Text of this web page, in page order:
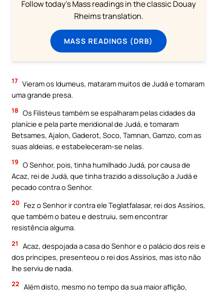
Follow today's Mass readings in the classic Douay
Rheims translation.
MASS READINGS (DRB)
17 Vieram os Idumeus, mataram muitos de Judá e tomaram
uma grande presa.
18 Os Filisteus também se espalharam pelas cidades da
planície e pela parte meridional de Judá, e tomaram
Betsames, Ajalon, Gaderot, Soco, Tamnan, Gamzo, com as
suas aldeias, e estabeleceram-se nelas.
19 O Senhor, pois, tinha humilhado Judá, por causa de
Acaz, rei de Judá, que tinha trazido a dissolução a Judá e
pecado contra o Senhor.
20 Fez o Senhor ir contra ele Teglatfalasar, rei dos Assírios,
que também o bateu e destruiu, sem encontrar
resistência alguma.
21
Acaz, despojada a casa do Senhor e o palácio dos reis e
dos príncipes, presenteou o rei dos Assírios, mas isto não
lhe serviu de nada.
22 Além disto, mesmo no tempo da sua maior aflição,